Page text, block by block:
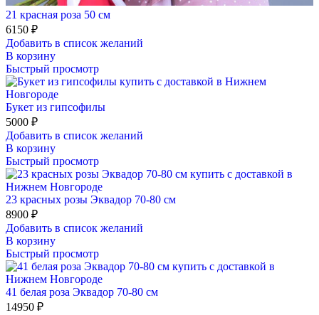
21 красная роза 50 см
6150 ₽
Добавить в список желаний
В корзину
Быстрый просмотр
Букет из гипсофилы
5000 ₽
Добавить в список желаний
В корзину
Быстрый просмотр
23 красных розы Эквадор 70-80 см
8900 ₽
Добавить в список желаний
В корзину
Быстрый просмотр
41 белая роза Эквадор 70-80 см
14950 ₽